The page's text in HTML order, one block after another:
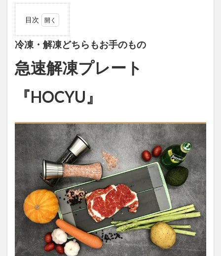
目次
解凍どちら
もお手のも
の急速解凍
プレート
『HOCYU』
2
めに
冷凍
品の
秘密
2.3
手
順は簡
単！解凍
プレート
(HOCYU)
に置くだ
け！
冷凍・解凍どちらもお手のもの
急速解凍プレート
『HOCYU』